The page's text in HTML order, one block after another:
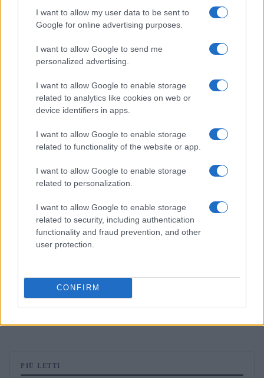
I want to allow my user data to be sent to
Google for online advertising purposes.
I want to allow Google to send me
personalized advertising.
I want to allow Google to enable storage
related to analytics like cookies on web or
device identifiers in apps.
I want to allow Google to enable storage
related to functionality of the website or app.
I want to allow Google to enable storage
related to personalization.
I want to allow Google to enable storage
related to security, including authentication
functionality and fraud prevention, and other
user protection.
CONFIRM
Workflow di laboratorio per test fotografici e video
replicabili
Andrea Conforti · 1 Ago 2026
Metodo nerd per testare l’autonomia reale del
PIÙ LETTI